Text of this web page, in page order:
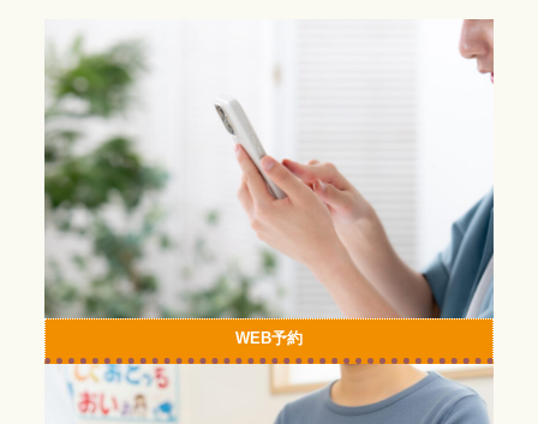
ム
リ
ン
ク
WEB予約